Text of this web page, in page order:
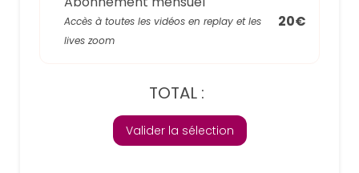
Accès à toutes les vidéos en replay et les
lives zoom
20€
TOTAL :
Valider la sélection